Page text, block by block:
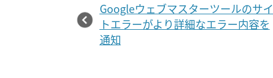
Googleウェブマスターツールのサイ
トエラーがより詳細なエラー内容を
通知